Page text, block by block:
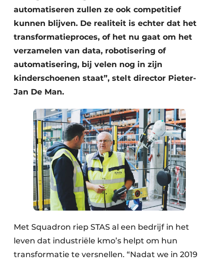
automatiseren zullen ze ook competitief
kunnen blijven. De realiteit is echter dat het
transformatieproces, of het nu gaat om het
verzamelen van data, robotisering of
automatisering, bij velen nog in zijn
kinderschoenen staat”, stelt director Pieter-
Jan De Man.
Met Squadron riep STAS al een bedrijf in het
leven dat industriële kmo’s helpt om hun
transformatie te versnellen. “Nadat we in 2019